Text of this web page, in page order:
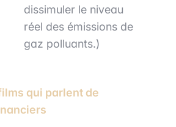
dissimuler le niveau
réel des émissions de
gaz polluants.)
qui parlent de